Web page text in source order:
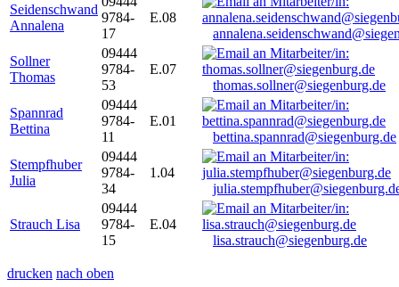
Seidenschwand
Annalena
9784-
17
E.08
Sollner
Thomas
09444
9784-
53
E.07
thomas.sollner@siegenburg.de
Spannrad
Bettina
09444
9784-
11
E.01
bettina.spannrad@siegenburg.de
Stempfhuber
Julia
09444
9784-
34
1.04
Strauch Lisa
09444
9784-
15
E.04
lisa.strauch@siegenburg.de
drucken nach oben